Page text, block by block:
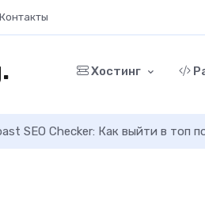
Контакты
Хостинг
SEO Checker: Как выйти в топ